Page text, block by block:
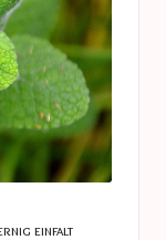
einfalt